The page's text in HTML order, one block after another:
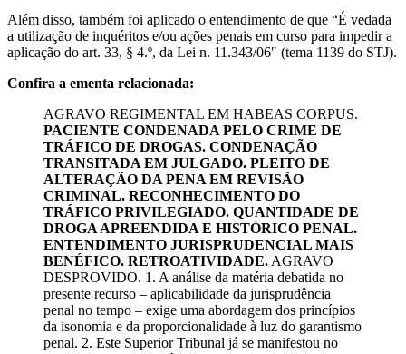
Além disso, também foi aplicado o entendimento de que “É vedada
a utilização de inquéritos e/ou ações penais em curso para impedir a
aplicação do art. 33, § 4.º, da Lei n. 11.343/06″ (tema 1139 do STJ).
Confira a ementa relacionada:
AGRAVO REGIMENTAL EM HABEAS CORPUS.
PACIENTE CONDENADA PELO CRIME DE
TRÁFICO DE DROGAS. CONDENAÇÃO
TRANSITADA EM JULGADO. PLEITO DE
ALTERAÇÃO DA PENA EM REVISÃO
CRIMINAL. RECONHECIMENTO DO
TRÁFICO PRIVILEGIADO. QUANTIDADE DE
DROGA APREENDIDA E HISTÓRICO PENAL.
ENTENDIMENTO JURISPRUDENCIAL MAIS
BENÉFICO. RETROATIVIDADE. AGRAVO
DESPROVIDO. 1. A análise da matéria debatida no
presente recurso – aplicabilidade da jurisprudência
penal no tempo – exige uma abordagem dos princípios
da isonomia e da proporcionalidade à luz do garantismo
penal. 2. Este Superior Tribunal já se manifestou no